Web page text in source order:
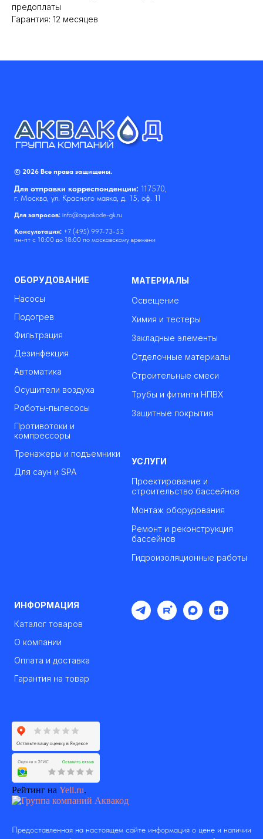
предоплаты
Гарантия: 12 месяцев
© 2026 Все права защищены.
Для отправки корреспонденции: 117570,
г. Москва, ул. Красного маяка, д. 15, оф. 11
Для запросов: info@aquakode-gk.ru
Консультация: +7 (495) 997-73-53
пн-пт с 10:00 до 18:00 по московскому времени
ОБОРУДОВАНИЕ
Насосы
Подогрев
Фильтрация
Дезинфекция
Автоматика
Осушители воздуха
Роботы-пылесосы
Противотоки и
компрессоры
Тренажеры и подъемники
Для саун и SPA
МАТЕРИАЛЫ
Освещение
Химия и тестеры
Закладные элементы
Отделочные материалы
Строительные смеси
Трубы и фитинги НПВХ
Защитные покрытия
УСЛУГИ
Проектирование и
строительство бассейнов
Монтаж оборудования
Ремонт и реконструкция
бассейнов
Гидроизоляционные работы
ИНФОРМАЦИЯ
Каталог товаров
О компании
Оплата и доставка
Гарантия на товар
Рейтинг на Yell.ru.
Предоставленная на настоящем сайте информация о цене и наличии